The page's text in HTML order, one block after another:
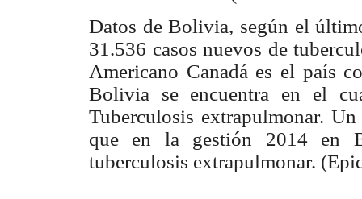
Datos de Bolivia, según el
31.536 casos nuevos de
Americano Canadá es el país
Bolivia se encuentra en el
Tuberculosis extrapulmonar.
que en la gestión 2014 en
tuberculosis extrapulmonar.